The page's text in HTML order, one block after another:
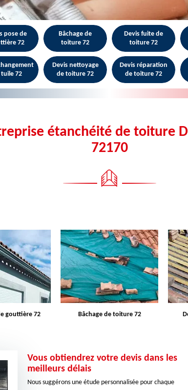
pose de
72
Bâchage de
toiture 72
Devis fuite de
toiture 72
72
Devis nettoyage
de toiture 72
Devis réparation
de toiture 72
étanchéité de toiture
72170
toiture 72 Devis fuite de toiture 72
Vous obtiendrez votre devis dans les
meilleurs délais
Nous suggérons une étude personnalisée pour chaque